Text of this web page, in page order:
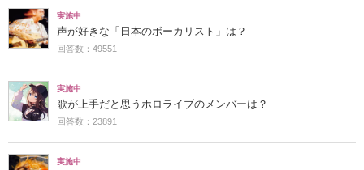
実施中
声が好きな「日本のボーカリスト」は？
回答数：49551
実施中
歌が上手だと思うホロライブのメンバーは？
回答数：23891
実施中